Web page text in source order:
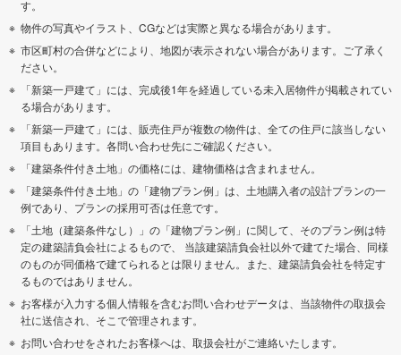
す。
物件の写真やイラスト、CGなどは実際と異なる場合があります。
市区町村の合併などにより、地図が表示されない場合があります。ご了承く
ださい。
「新築一戸建て」には、完成後1年を経過している未入居物件が掲載されてい
る場合があります。
「新築一戸建て」には、販売住戸が複数の物件は、全ての住戸に該当しない
項目もあります。各問い合わせ先にご確認ください。
「建築条件付き土地」の価格には、建物価格は含まれません。
「建築条件付き土地」の「建物プラン例」は、土地購入者の設計プランの一
例であり、プランの採用可否は任意です。
「土地（建築条件なし）」の「建物プラン例」に関して、そのプラン例は特
定の建築請負会社によるもので、 当該建築請負会社以外で建てた場合、同様
のものが同価格で建てられるとは限りません。また、建築請負会社を特定す
るものではありません。
お客様が入力する個人情報を含むお問い合わせデータは、当該物件の取扱会
社に送信され、そこで管理されます。
お問い合わせをされたお客様へは、取扱会社がご連絡いたします。